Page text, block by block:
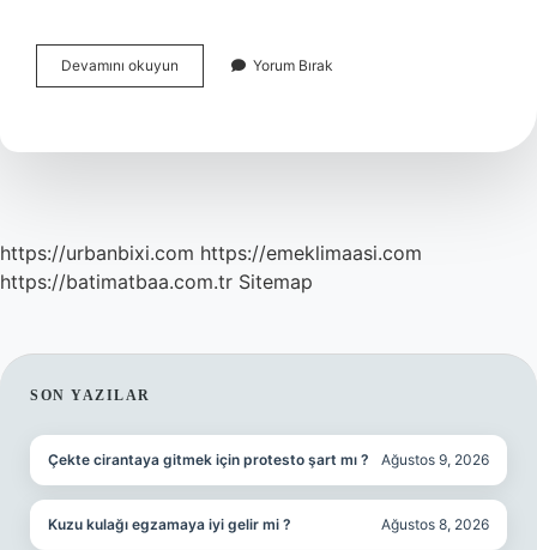
Devamını okuyun
Yağı
Mi
Yorum Bırak
https://urbanbixi.com https://emeklimaasi.com
https://batimatbaa.com.tr Sitemap
SIDEBAR
SON YAZILAR
Çekte cirantaya gitmek için protesto şart mı ? Ağustos 9, 2026
Kuzu kulağı egzamaya iyi gelir mi ? Ağustos 8, 2026